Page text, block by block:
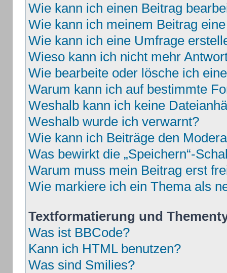
Wie kann ich einen Beitrag
Wie kann ich meinem Beitrag
Wie kann ich eine Umfrage
Wieso kann ich nicht mehr
Wie bearbeite oder lösche ich
Warum kann ich auf bestimmte
Weshalb kann ich keine
Weshalb wurde ich verwarnt?
Wie kann ich Beiträge den
Was bewirkt die „Speichern“-
Warum muss mein Beitrag erst
Wie markiere ich ein Thema als
Textformatierung und
Was ist BBCode?
Kann ich HTML benutzen?
Was sind Smilies?